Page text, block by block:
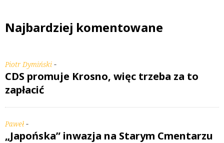
Najbardziej komentowane
Piotr Dymiński -
CDS promuje Krosno, więc trzeba za to
zapłacić
Paweł -
„Japońska” inwazja na Starym Cmentarzu